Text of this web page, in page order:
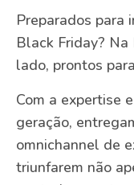
Preparados para
Black Friday?
lado, prontos
Com a expertise
geração,
omnichannel de
triunfarem não